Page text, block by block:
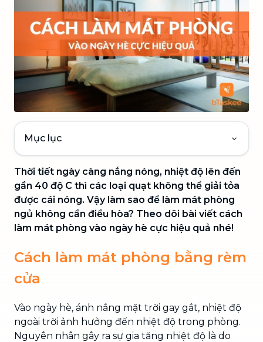
Mục lục
Thời tiết ngày càng nắng nóng, nhiệt độ lên đến
gần 40 độ C thì các loại quạt không thể giải tỏa
được cái nóng. Vậy làm sao để làm mát phòng
ngủ không cần điều hòa? Theo dõi bài viết cách
làm mát phòng vào ngày hè cực hiệu quả nhé!
Cách làm mát phòng bằng rèm
cửa
Vào ngày hè, ánh nắng mặt trời gay gắt, nhiệt độ
ngoài trời ảnh hưởng đến nhiệt độ trong phòng.
Nguyên nhân gây ra sự gia tăng nhiệt độ là do